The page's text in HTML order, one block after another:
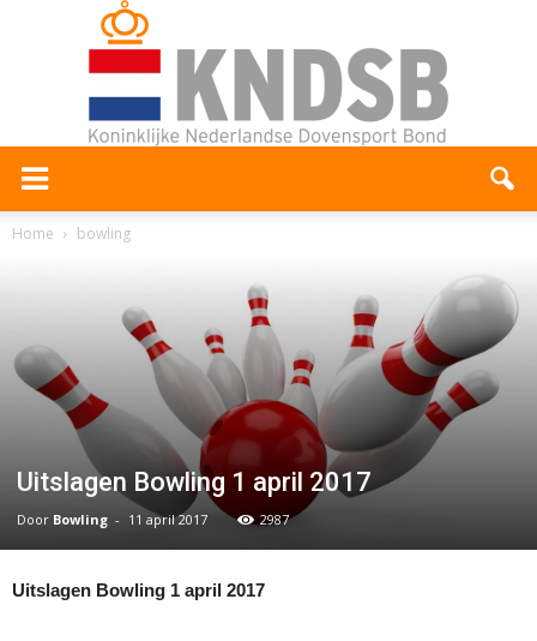
Home bowling
Uitslagen Bowling 1 april 2017
Door Bowling - 11 april 2017 2987
Uitslagen Bowling 1 april 2017